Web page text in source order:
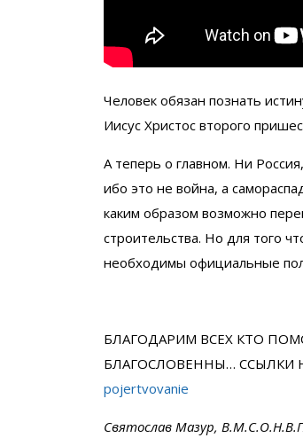
Человек обязан познать
Иисус Христос второго
А теперь о главном. Ни
ибо это не война, а
каким образом возможно
строительства. Но для того
необходимы официальные
БЛАГОДАРИМ ВСЕХ КТО
БЛАГОСЛОВЕННЫ… ССЫЛКИ
pojertvovanie
Святослав Мазур,